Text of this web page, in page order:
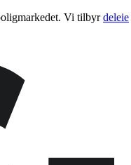
Vi tilbyr deleie